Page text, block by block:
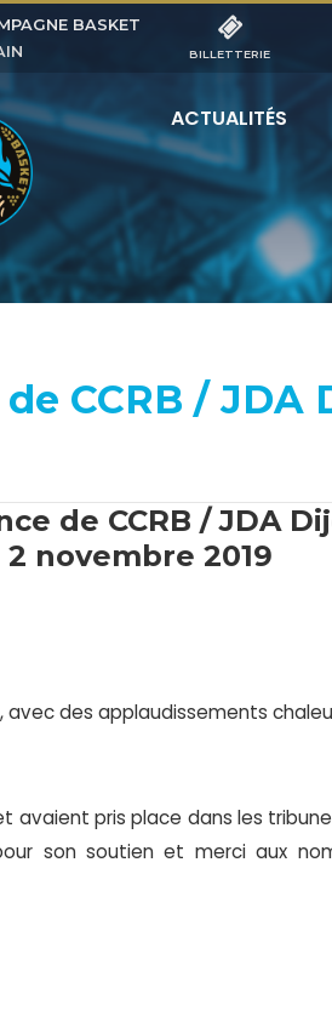
BASKET
BILLETTERIE
ACTUALITÉS
CCRB / JDA
de CCRB / JDA
novembre 2019
avec des applaudissements
avaient pris place dans les
son soutien et merci aux